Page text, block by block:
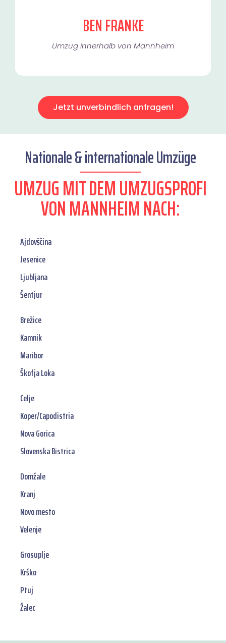
BEN FRANKE
Umzug innerhalb von Mannheim​
Jetzt unverbindlich anfragen!
Nationale & internationale Umzüge
UMZUG MIT DEM UMZUGSPROFI
VON MANNHEIM NACH:
Ajdovščina
Jesenice
Ljubljana
Šentjur
Brežice
Kamnik
Maribor
Škofja Loka
Celje
Koper/Capodistria
Nova Gorica
Slovenska Bistrica
Domžale
Kranj
Novo mesto
Velenje
Grosuplje
Krško
Ptuj
Žalec